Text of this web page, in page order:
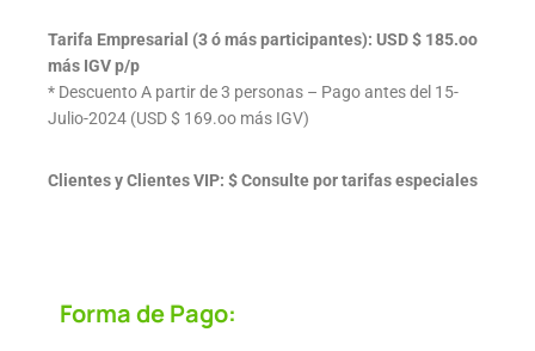
Tarifa Empresarial (3 ó más participantes): USD $ 185.oo
más IGV p/p
* Descuento A partir de 3 personas – Pago antes del 15-
Julio-2024 (USD $ 169.oo más IGV)
Clientes y Clientes VIP: $ Consulte por tarifas especiales
Forma de Pago: